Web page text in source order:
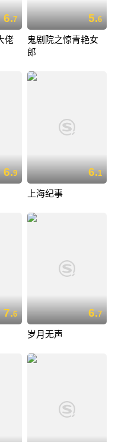
6.7
佬
5.6
鬼剧院之惊青艳女
郎
6.9 6.1
上海纪事
7.6 6.7
岁月无声